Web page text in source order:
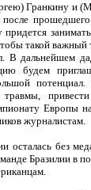
Гранкину и
такой
В дальнейшем
будем
травмы,
Европы
журналистам.
осталась без
Бразилии в